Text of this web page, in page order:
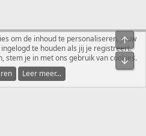
Privacybeleid Help
R
S
2026 XenForo Ltd.
om de inhoud te personaliseren, jouw
te houden als jij je registreert.
stem je in met ons gebruik van cookies.
Leer meer...